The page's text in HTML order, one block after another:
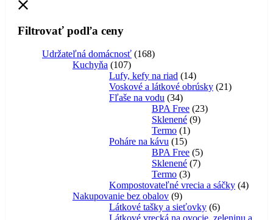
Filtrovať podľa ceny
Udržateľná domácnosť 168168
Kuchyňa 107107
produktov
Lufy, kefy na riad 1414
produktov
Voskové a látkové obrúsky 2121
Fľaše na vodu 3434
produktov
BPA Free 2323
Sklenené 99
Termo 11
produkt
Poháre na kávu 1515
produktov
BPA Free 55
produktov
Sklenené 77
Termo 33
produkty
Kompostovateľné vrecia a sáčky 44
Nakupovanie bez obalov 99
produktov
Látkové tašky a sieťovky 66
produktov